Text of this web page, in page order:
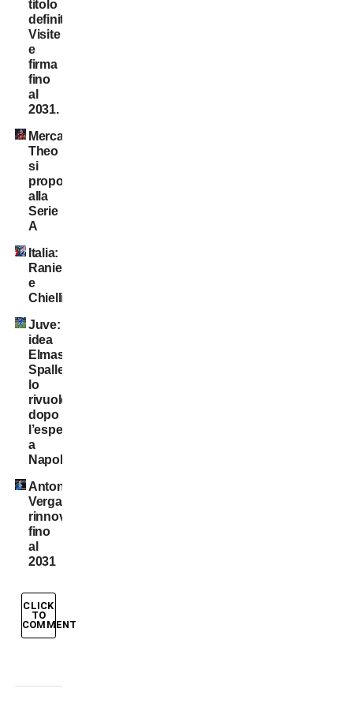
titolo
definitivo!
Visite
e
firma
fino
al
2031.
Mercato:
Theo
si
propone
alla
Serie
A
Italia:
Ranieri
e
Chiellini?
Juve:
idea
Elmas.
Spalletti
lo
rivuole
dopo
l’esperienza
a
Napoli
Antonio
Vergara,
rinnovo
fino
al
2031
CLICK
TO
COMMENT